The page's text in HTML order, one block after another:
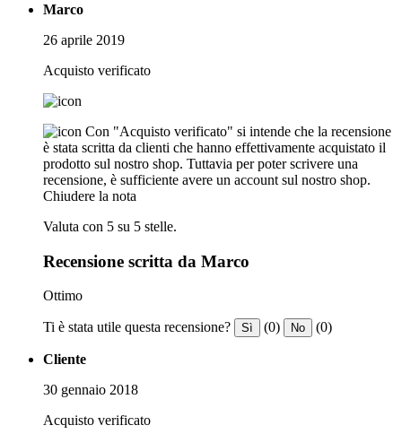
Marco
26 aprile 2019
Acquisto verificato
Con "Acquisto verificato" si intende che la recensione
è stata scritta da clienti che hanno effettivamente acquistato il
prodotto sul nostro shop. Tuttavia per poter scrivere una
recensione, è sufficiente avere un account sul nostro shop.
Chiudere la nota
Valuta con 5 su 5 stelle.
Recensione scritta da Marco
Ottimo
Ti è stata utile questa recensione? Sì (0) No (0)
Cliente
30 gennaio 2018
Acquisto verificato